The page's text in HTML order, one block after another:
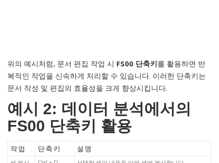
위의 예시처럼, 문서 편집 작업 시 FS00 단축키를 활용하면 반
복적인 작업을 신속하게 처리할 수 있습니다. 이러한 단축키는
문서 작성 및 편집의 효율성을 크게 향상시킵니다.
예시 2: 데이터 분석에서의
FS00 단축키 활용
작업 단축키 설명